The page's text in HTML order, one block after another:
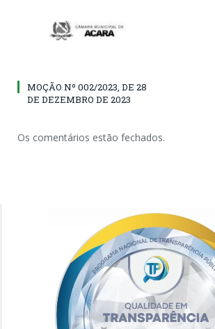
MOÇÃO Nº 002/2023, DE 28
DE DEZEMBRO DE 2023
Os comentários estão fechados.